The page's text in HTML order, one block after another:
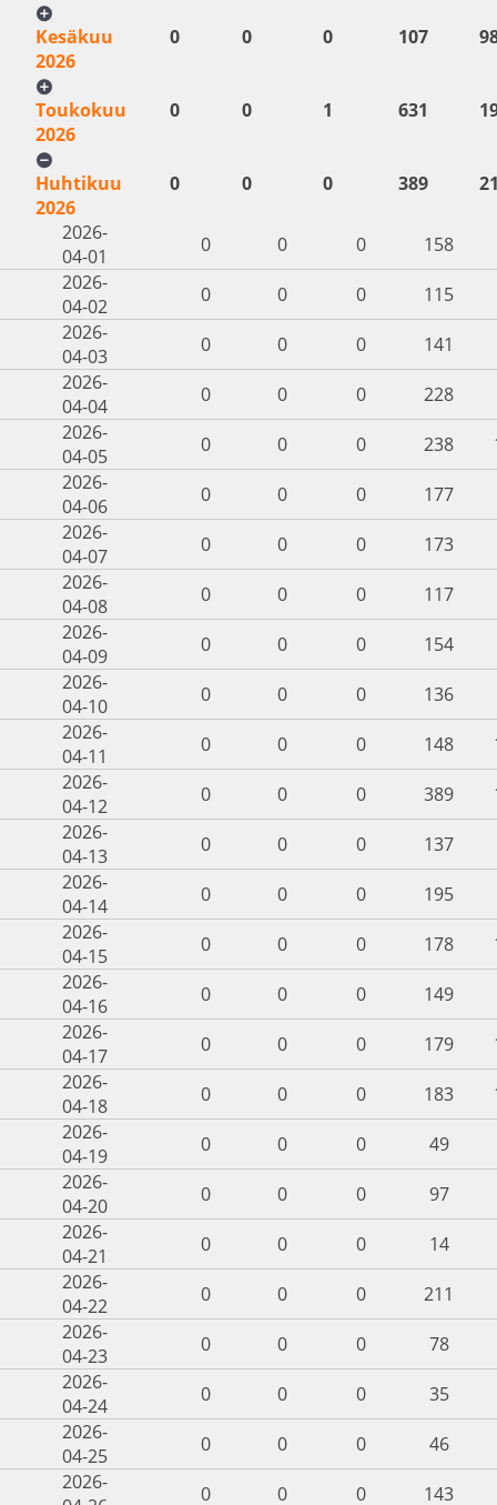
Kesäkuu
2026
0 0 0 107
Toukokuu
2026
0 0 1 631
Huhtikuu
2026
0 0 0 389
2026-
04-01
0 0 0
158
2026-
04-02
0 0 0
115
2026-
04-03
0 0 0
141
2026-
04-04
0 0 0
228
2026-
04-05
0 0 0 238
2026-
04-06
0 0 0
177
2026-
04-07
0 0 0
173
2026-
04-08
0 0 0
117
2026-
04-09
0 0 0
154
2026-
04-10
0 0 0
136
2026-
04-11
0 0 0 148
2026-
04-12
0 0 0 389
2026-
04-13
0 0 0
137
2026-
04-14
0 0 0
195
2026-
04-15
0 0 0 178
2026-
04-16
0 0 0
149
2026-
04-17
0 0 0 179
2026-
04-18
0 0 0 183
2026-
04-19
0 0 0
49
2026-
04-20
0 0 0
97
2026-
04-21
0 0 0
14
2026-
04-22
0 0 0
211
2026-
04-23
0 0 0
78
2026-
04-24
0 0 0
35
2026-
04-25
0 0 0
46
2026-
0 0 0 143